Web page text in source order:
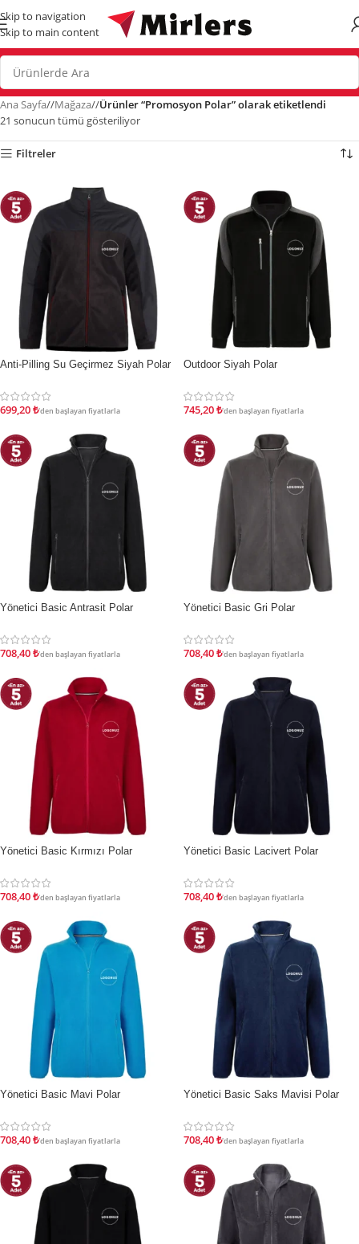
Skip to navigation
Skip to main content
Ana Sayfa/ Mağaza/ Ürünler “Promosyon Polar” olarak etiketlendi
21 sonucun tümü gösteriliyor
Filtreler
İNDIRIM
Anti-Pilling Su Geçirmez Siyah Polar
699,20₺'den başlayan fiyatlarla
İNDIRIM
Outdoor Siyah Polar
745,20₺'den başlayan fiyatlarla
İNDIRIM
Yönetici Basic Antrasit Polar
708,40₺'den başlayan fiyatlarla
İNDIRIM
Yönetici Basic Gri Polar
708,40₺'den başlayan fiyatlarla
İNDIRIM
Yönetici Basic Kırmızı Polar
708,40₺'den başlayan fiyatlarla
İNDIRIM
Yönetici Basic Lacivert Polar
708,40₺'den başlayan fiyatlarla
İNDIRIM
Yönetici Basic Mavi Polar
708,40₺'den başlayan fiyatlarla
İNDIRIM
Yönetici Basic Saks Mavisi Polar
708,40₺'den başlayan fiyatlarla